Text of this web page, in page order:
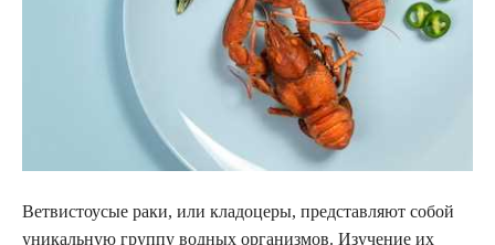
Ветвистоусые раки, или кладоцеры, представляют собой
уникальную группу водных организмов. Изучение их